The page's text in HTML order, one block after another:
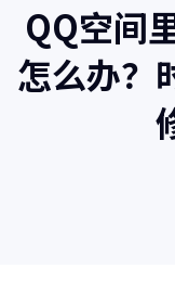
QQ空间
怎么办？